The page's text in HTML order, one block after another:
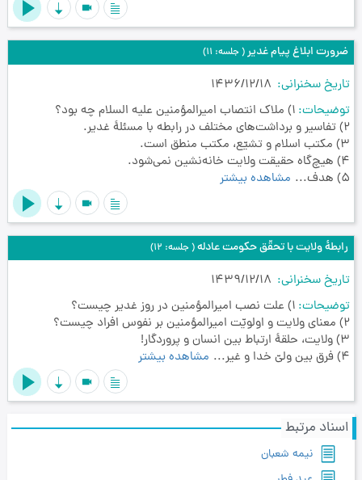
videocam
ضرورت ابلاغ پیام غدیر( جلسه: 11)
videocam
تاریخ سخنرانی
توضیحات ١) ملاک انتصاب امیرالمؤمنین علیه السلام چه بود؟
٢) تفاسیر و برداشت‌های مختلف در رابطه با مسئلۀ غدیر.
٣) مکتب اسلام و تشیّع، مکتب منطق است.
4) هیچ‌گاه حقیقت ولایت خانه‌نشین نمی‌شود.
5) هدف...
مشاهده بیشتر
رابطۀ ولایت با تحقّق حکومت عادله( جلسه: 12)
videocam
تاریخ سخنرانی
توضیحات 1) علت نصب امیرالمؤمنین در روز غدیر چیست؟
2) معنای ولایت و اولویّت امیرالمؤمنین بر نفوس افراد چیست؟
3) ولایت، حلقۀ ارتباط بین انسان و پروردگار!
4) فرق بین ولیّ خدا و غیر...
مشاهده بیشتر
اسناد مرتبط
نیمه شعبان